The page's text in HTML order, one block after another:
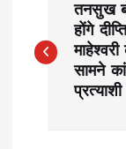
o
तनसुख
होंगे दीप्ति
सामने
प्रत्याशी